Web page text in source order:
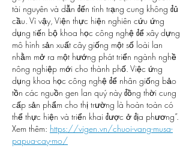
tài nguyên và dẫn đến tình trạng cung không đủ
cầu. Vì vậy, Viện thực hiện nghiên cứu ứng
dụng tiến bộ khoa học công nghệ để xây dựng
mô hình sản xuất cây giống một số loài lan
nhằm mở ra một hướng phát triển ngành nghề
nông nghiệp mới cho thành phố. Việc ứng
dụng khoa học công nghệ để nhân giống bảo
tồn các nguồn gen lan quý này đồng thời cung
cấp sản phẩm cho thị trường là hoàn toàn có
thể thực hiện và triển khai được ở địa phương”.
Xem thêm: https://vigen.vn/chuoi-vang-musa-
papua-cay-mo/